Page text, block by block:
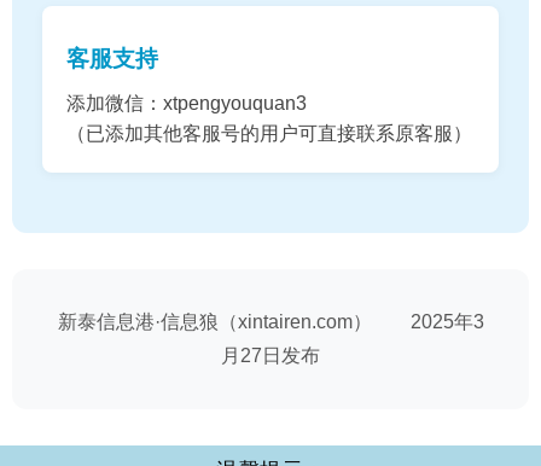
客服支持
添加微信：xtpengyouquan3
（已添加其他客服号的用户可直接联系原客服）
新泰信息港·信息狼（xintairen.com） 2025年3
月27日发布